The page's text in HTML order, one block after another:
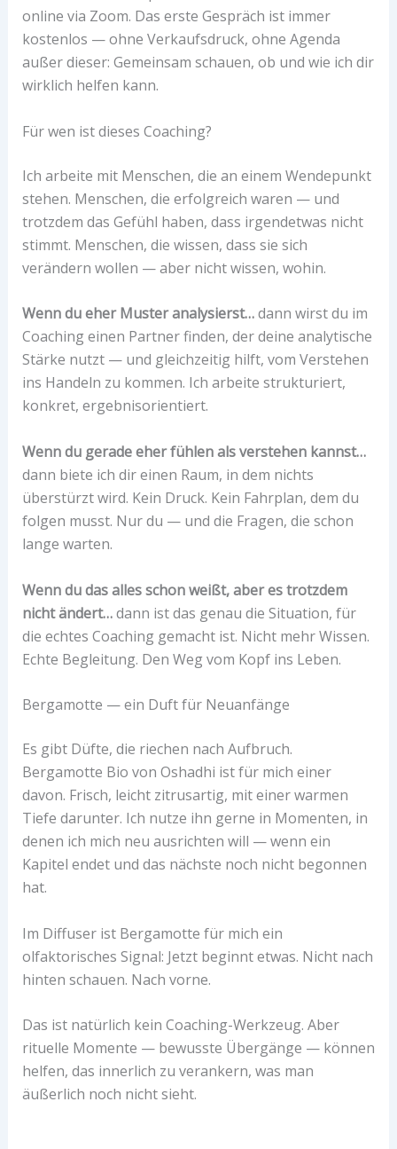
online via Zoom. Das erste Gespräch ist immer
kostenlos — ohne Verkaufsdruck, ohne Agenda
außer dieser: Gemeinsam schauen, ob und wie ich dir
wirklich helfen kann.
Für wen ist dieses Coaching?
Ich arbeite mit Menschen, die an einem Wendepunkt
stehen. Menschen, die erfolgreich waren — und
trotzdem das Gefühl haben, dass irgendetwas nicht
stimmt. Menschen, die wissen, dass sie sich
verändern wollen — aber nicht wissen, wohin.
Wenn du eher Muster analysierst…dann wirst du im
Coaching einen Partner finden, der deine analytische
Stärke nutzt — und gleichzeitig hilft, vom Verstehen
ins Handeln zu kommen. Ich arbeite strukturiert,
konkret, ergebnisorientiert.
Wenn du gerade eher fühlen als verstehen kannst…
dann biete ich dir einen Raum, in dem nichts
überstürzt wird. Kein Druck. Kein Fahrplan, dem du
folgen musst. Nur du — und die Fragen, die schon
lange warten.
Wenn du das alles schon weißt, aber es trotzdem
nicht ändert…dann ist das genau die Situation, für
die echtes Coaching gemacht ist. Nicht mehr Wissen.
Echte Begleitung. Den Weg vom Kopf ins Leben.
Bergamotte — ein Duft für Neuanfänge
Es gibt Düfte, die riechen nach Aufbruch.
Bergamotte Bio von Oshadhi ist für mich einer
davon. Frisch, leicht zitrusartig, mit einer warmen
Tiefe darunter. Ich nutze ihn gerne in Momenten, in
denen ich mich neu ausrichten will — wenn ein
Kapitel endet und das nächste noch nicht begonnen
hat.
Im Diffuser ist Bergamotte für mich ein
olfaktorisches Signal: Jetzt beginnt etwas. Nicht nach
hinten schauen. Nach vorne.
Das ist natürlich kein Coaching-Werkzeug. Aber
rituelle Momente — bewusste Übergänge — können
helfen, das innerlich zu verankern, was man
äußerlich noch nicht sieht.